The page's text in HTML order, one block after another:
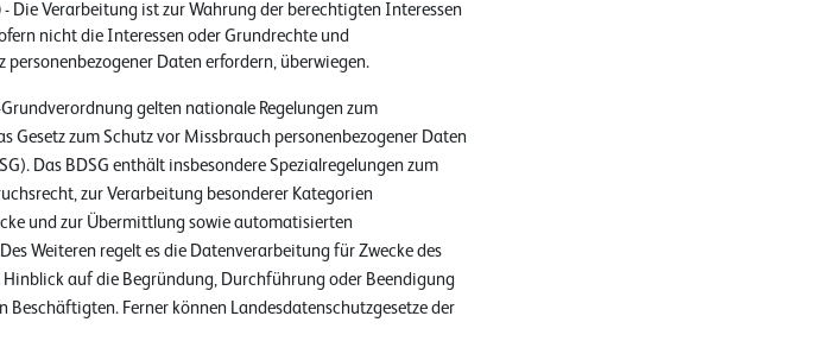
- Die Verarbeitung ist zur Wahrung der berechtigten Interessen
nicht die Interessen oder Grundrechte und
Daten erfordern, überwiegen.
gelten nationale Regelungen zum
Gesetz zum Schutz vor Missbrauch personenbezogener Daten
Das BDSG enthält insbesondere Spezialregelungen zum
zur Verarbeitung besonderer Kategorien
und zur Übermittlung sowie automatisierten
Weiteren regelt es die Datenverarbeitung für Zwecke des
auf die Begründung, Durchführung oder Beendigung
Ferner können Landesdatenschutzgesetze der